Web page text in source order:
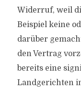
Widerruf, weil
Beispiel keine
darüber
den Vertrag
bereits eine
Landgerichten